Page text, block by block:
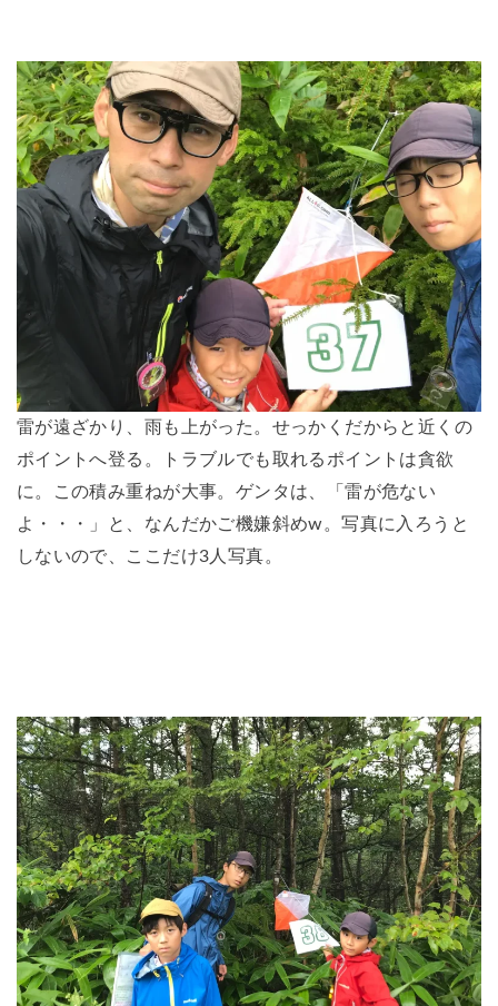
雷が遠ざかり、雨も上がった。せっかくだからと近くの
ポイントへ登る。トラブルでも取れるポイントは貪欲
に。この積み重ねが大事。ゲンタは、「雷が危ない
よ・・・」と、なんだかご機嫌斜めw。写真に入ろうと
しないので、ここだけ3人写真。